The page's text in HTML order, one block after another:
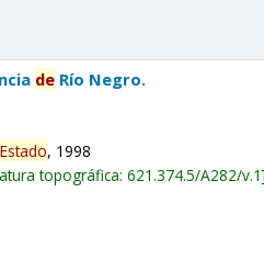
de Río Negro.
Estado, 1998
topográfica:621.374.5/A282/v.1